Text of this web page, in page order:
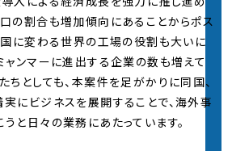
年度 夏オープン・カンパニー の エントリー受
始しました。※詳細は夏オープン・カンパニ
トをご覧ください
年新卒採用エントリー受付を開始いたしまし
の割合も増加傾向にあることからポス
国に変わる世界の工場の役割も大いに
ャンマーに進出する企業の数も増えて
ちとしても、本案件を足がかりに同国、
にビジネスを展開することで、海外事
と日々の業務にあたっています。